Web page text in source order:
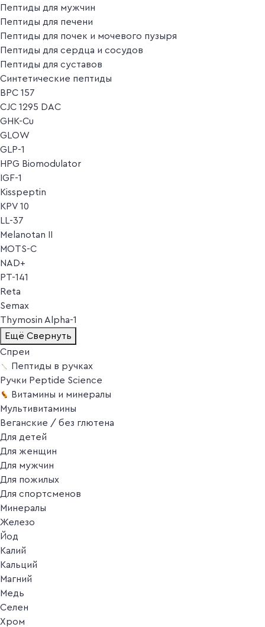
Пептиды для мужчин
Пептиды для печени
Пептиды для почек и мочевого пузыря
Пептиды для сердца и сосудов
Пептиды для суставов
Синтетические пептиды
BPC 157
CJC 1295 DAC
GHK-Cu
GLOW
GLP-1
HPG Biomodulator
IGF-1
Kisspeptin
KPV 10
LL-37
Melanotan II
MOTS-C
NAD+
PT-141
Reta
Semax
Thymosin Alpha-1
Ещё Свернуть
Спреи
Пептиды в ручках
Ручки Peptide Science
Витамины и минералы
Мультивитамины
Веганские / без глютена
Для детей
Для женщин
Для мужчин
Для пожилых
Для спортсменов
Минералы
Железо
Йод
Калий
Кальций
Магний
Медь
Селен
Хром